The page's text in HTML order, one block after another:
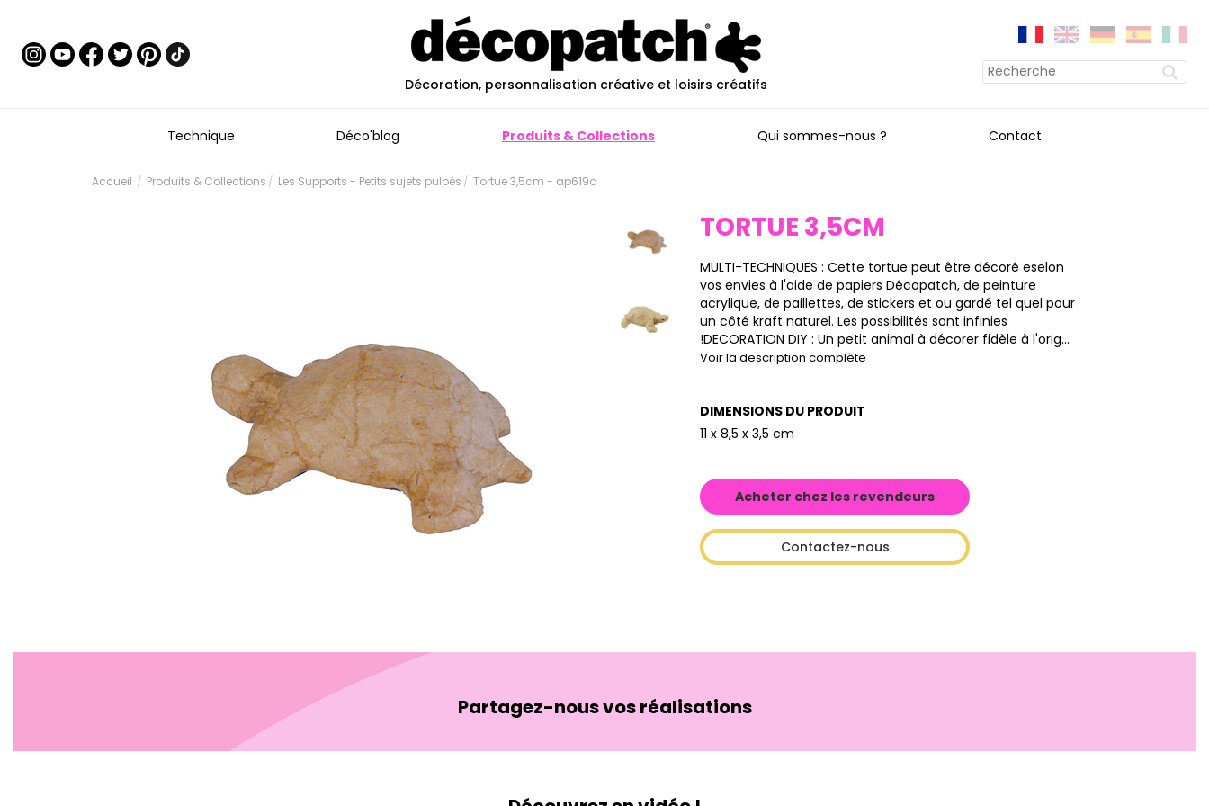
Décoration, personnalisation créative et loisirs créatifs
Technique Déco'blog Produits & Collections Qui sommes-nous ? Contact
Accueil Produits & Collections Les Supports - Petits sujets pulpés Tortue 3,5cm - ap619o
TORTUE 3,5CM
MULTI-TECHNIQUES : Cette tortue peut être décoré eselon
vos envies à l'aide de papiers Décopatch, de peinture
acrylique, de paillettes, de stickers et ou gardé tel quel pour
un côté kraft naturel. Les possibilités sont infinies
!DECORATION DIY : Un petit animal à décorer fidèle à l'orig...
Voir la description complète
DIMENSIONS DU PRODUIT
11 x 8,5 x 3,5 cm
Acheter chez les revendeurs
Contactez-nous
Partagez-nous vos réalisations